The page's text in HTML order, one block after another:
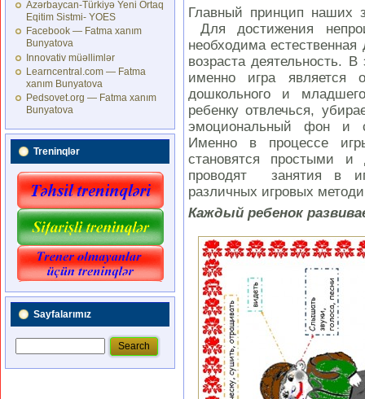
Azərbaycan-Türkiyə Yeni Ortaq
Eqitim Sistmi- YOES
Facebook — Fatma xanım
Bunyatova
Innovativ müəllimlər
Learncentral.com — Fatma
xanım Bunyatova
Pedsovet.org — Fatma xanım
Bunyatova
Treninqlər
Sayfalarımız
Главный принцип наших
Для достижения
необходима
возраста деятельность.
именно игра является
дошкольного и
ребенку отвлечься,
эмоциональный фон и
Именно в процессе
становятся простыми и
проводят занятия в
различных игровых
Каждый ребенок